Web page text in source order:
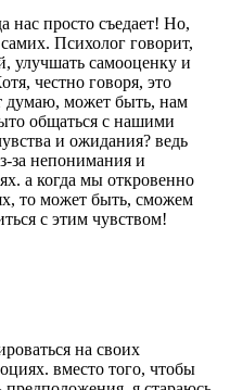
нас просто съедает! Но,
Психолог говорит,
улучшать самооценку и
честно говоря, это
думаю, может быть, нам
общаться с нашими
и ожидания? ведь
за непонимания и
а когда мы откровенно
то может быть, сможем
с этим чувством!
на своих
вместо того, чтобы